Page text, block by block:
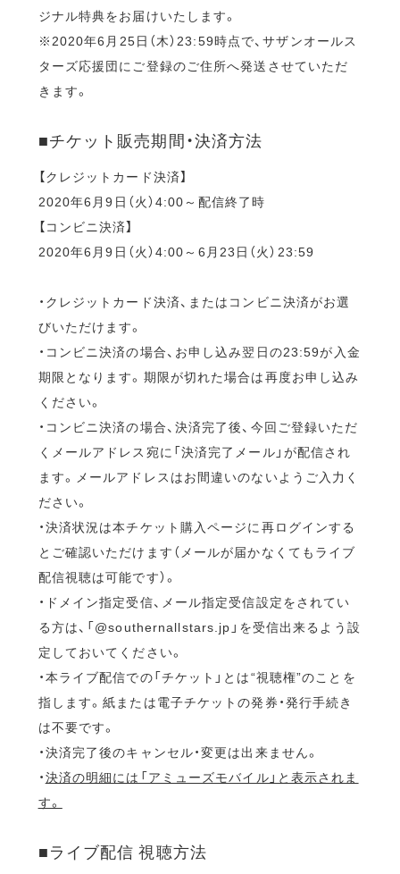
ジナル特典をお届けいたします。
※2020年6月25日（木）23:59時点で、サザンオールス
ターズ応援団にご登録のご住所へ発送させていただ
きます。
■チケット販売期間・決済方法
【クレジットカード決済】
2020年6月9日（火）4:00～配信終了時
【コンビニ決済】
2020年6月9日（火）4:00～6月23日（火）23:59
・クレジットカード決済、またはコンビニ決済がお選
びいただけます。
・コンビニ決済の場合、お申し込み翌日の23:59が入金
期限となります。期限が切れた場合は再度お申し込み
ください。
・コンビニ決済の場合、決済完了後、今回ご登録いただ
くメールアドレス宛に「決済完了メール」が配信され
ます。メールアドレスはお間違いのないようご入力く
ださい。
・決済状況は本チケット購入ページに再ログインする
とご確認いただけます（メールが届かなくてもライブ
配信視聴は可能です）。
・ドメイン指定受信、メール指定受信設定をされてい
る方は、「@southernallstars.jp」を受信出来るよう設
定しておいてください。
・本ライブ配信での「チケット」とは“視聴権”のことを
指します。紙または電子チケットの発券・発行手続き
は不要です。
・決済完了後のキャンセル・変更は出来ません。
・決済の明細には「アミューズモバイル」と表示されま
す。
■ライブ配信 視聴方法